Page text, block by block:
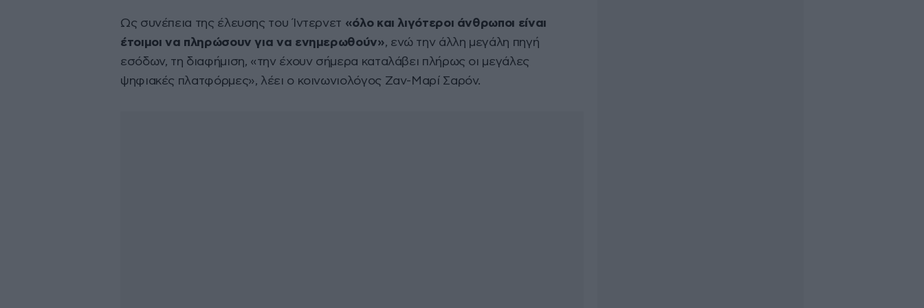
Ως συνέπεια της έλευσης του Ίντερνετ «όλο και λιγότεροι άνθρωποι είναι
έτοιμοι να πληρώσουν για να ενημερωθούν», ενώ την άλλη μεγάλη πηγή
εσόδων, τη διαφήμιση, «την έχουν σήμερα καταλάβει πλήρως οι μεγάλες
ψηφιακές πλατφόρμες», λέει ο κοινωνιολόγος Ζαν-Μαρί Σαρόν.